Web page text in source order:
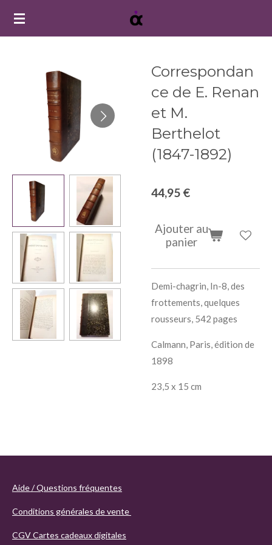
Passer
Correspondan
ce de E. Renan
et M.
Berthelot
(1847-1892)
44,95 €
Ajouter au
panier
Demi-chagrin, In-8, des
frottements, quelques
rousseurs, 542 pages
Calmann, Paris, édition de
1898
23,5 x 15 cm
Aide / Questions fréquentes
Conditions générales de vente
CGV Cartes cadeaux digitales